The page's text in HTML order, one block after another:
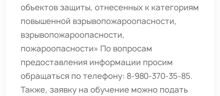
объектов защиты, отнесенных к категориям
повышенной взрывопожароопасности,
взрывопожароопасности,
пожароопасности» По вопросам
предоставления информации просим
обращаться по телефону: 8-980-370-35-85.
Также, заявку на обучение можно подать